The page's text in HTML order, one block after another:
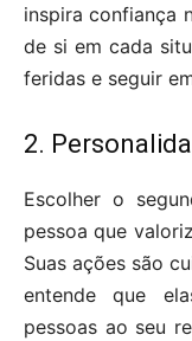
inspira confiança
de si em cada
feridas e seguir
2.
Escolher o
pessoa que
Suas ações são
entende que
pessoas ao seu